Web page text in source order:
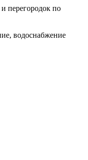
перегородок по
водоснабжение